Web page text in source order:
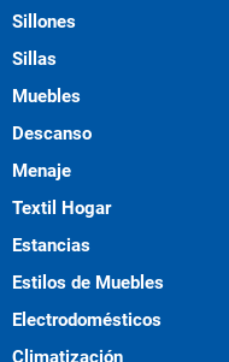
Sillones
Sillas
Muebles
Descanso
Menaje
Textil Hogar
Estancias
Estilos de Muebles
Electrodomésticos
Climatización